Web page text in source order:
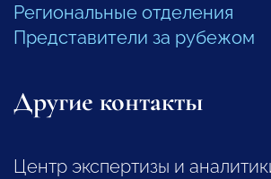
Региональные отделения
Представители за рубежом
Другие контакты
Центр экспертизы и